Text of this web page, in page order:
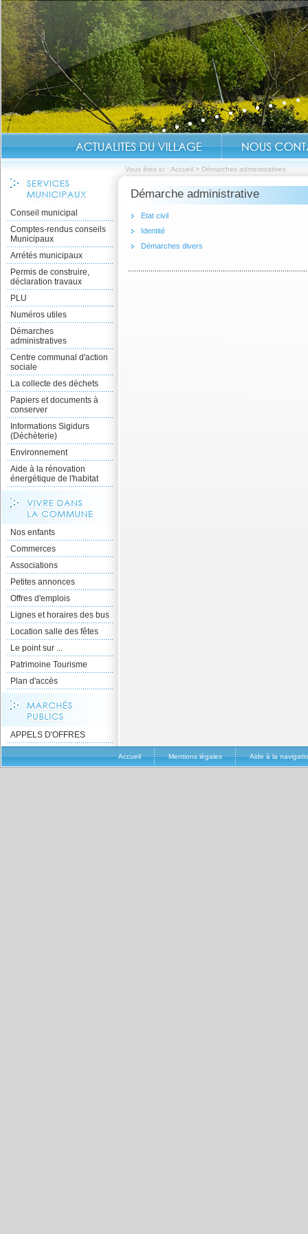
Vous êtes ici : Accueil > Démarches administratives
Conseil municipal
Comptes-rendus conseils
Municipaux
Arrétés municipaux
Permis de construire,
déclaration travaux
PLU
Numéros utiles
Démarches
administratives
Centre communal d'action
sociale
La collecte des déchets
Papiers et documents à
conserver
Informations Sigidurs
(Déchèterie)
Environnement
Aide à la rénovation
énergétique de l'habitat
Nos enfants
Commerces
Associations
Petites annonces
Offres d'emplois
Lignes et horaires des bus
Location salle des fêtes
Le point sur ...
Patrimoine Tourisme
Plan d'accès
APPELS D'OFFRES
Démarche administrative
Etat civil
Identité
Démarches divers
Accueil Mentions légales Aide à la